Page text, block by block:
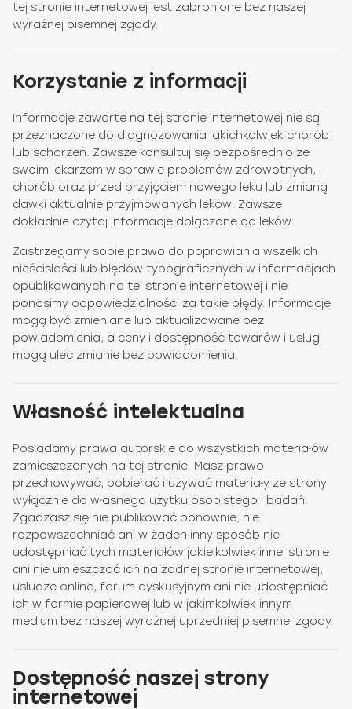
tej stronie internetowej jest zabronione bez naszej
wyraźnej pisemnej zgody.
Korzystanie z informacji
Informacje zawarte na tej stronie internetowej nie są
przeznaczone do diagnozowania jakichkolwiek chorób
lub schorzeń. Zawsze konsultuj się bezpośrednio ze
swoim lekarzem w sprawie problemów zdrowotnych,
chorób oraz przed przyjęciem nowego leku lub zmianą
dawki aktualnie przyjmowanych leków. Zawsze
dokładnie czytaj informacje dołączone do leków.
Zastrzegamy sobie prawo do poprawiania wszelkich
nieścisłości lub błędów typograficznych w informacjach
opublikowanych na tej stronie internetowej i nie
ponosimy odpowiedzialności za takie błędy. Informacje
mogą być zmieniane lub aktualizowane bez
powiadomienia, a ceny i dostępność towarów i usług
mogą ulec zmianie bez powiadomienia.
Własność intelektualna
Posiadamy prawa autorskie do wszystkich materiałów
zamieszczonych na tej stronie. Masz prawo
przechowywać, pobierać i używać materiały ze strony
wyłącznie do własnego użytku osobistego i badań.
Zgadzasz się nie publikować ponownie, nie
rozpowszechniać ani w żaden inny sposób nie
udostępniać tych materiałów jakiejkolwiek innej stronie
ani nie umieszczać ich na żadnej stronie internetowej,
usłudze online, forum dyskusyjnym ani nie udostępniać
ich w formie papierowej lub w jakimkolwiek innym
medium bez naszej wyraźnej uprzedniej pisemnej zgody.
Dostępność naszej strony
internetowej